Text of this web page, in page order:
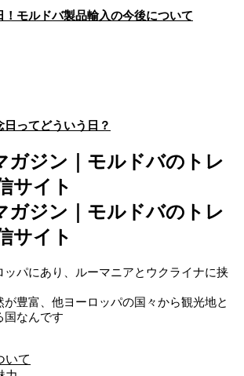
！モルドバ製品輸入の今後について
ってどういう日？
ッパにあり、ルーマニアとウクライナに挟
が豊富、他ヨーロッパの国々から観光地と
国なんです
いて